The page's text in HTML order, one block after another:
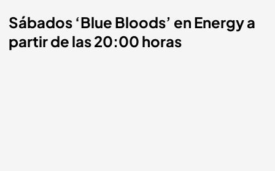
Sábados ‘Blue Bloods’ en Energy a
partir de las 20:00 horas